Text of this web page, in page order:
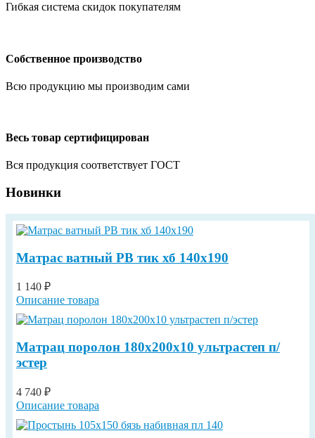
Гибкая система скидок покупателям
Собственное производство
Всю продукцию мы производим сами
Весь товар сертифицирован
Вся продукция соответствует ГОСТ
Новинки
Матрас ватный РВ тик хб 140х190
1 140 ₽
Описание товара
Матрац поролон 180х200х10 ультрастеп п/
эстер
4 740 ₽
Описание товара